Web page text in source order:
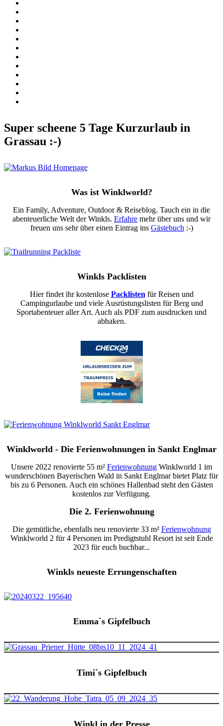
Super scheene 5 Tage Kurzurlaub in
Grassau :-)
Was ist Winklworld?
Ein Family, Adventure, Outdoor & Reiseblog. Tauch ein in die
abenteuerliche Welt der Winkls. Erfahre mehr über uns und wir
freuen uns sehr über einen Eintrag ins Gästebuch :-)
Winkls Packlisten
Hier findet ihr kostenlose Packlisten für Reisen und
Campingurlaube und viele Ausrüstungslisten für Berg und
Sportabenteuer aller Art. Auch als PDF zum ausdrucken und
abhaken.
Winklworld - Die Ferienwohnungen in Sankt Englmar
Unsere 2022 renovierte 55 m² Ferienwohnung Winklworld 1 im
wunderschönen Bayerischen Wald in Sankt Englmar bietet Platz für
bis zu 6 Personen. Auch ein schönes Hallenbad steht den Gästen
kostenlos zur Verfügung.
Die 2. Ferienwohnung
Die gemütliche, ebenfalls neu renovierte 33 m² Ferienwohnung
Winklworld 2 für 4 Personen im Predigtstuhl Resort ist seit Ende
2023 für euch buchbar...
Winkls neueste Errungenschaften
Emma`s Gipfelbuch
Timi`s Gipfelbuch